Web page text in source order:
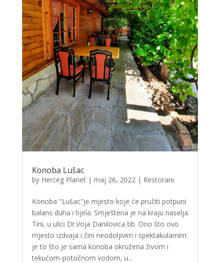
Konoba Lušac
by Herceg Planet| maj 26, 2022 | Restorani
Konoba "Lušac"je mjesto koje će pružiti potpuni
balans duha i tijela. Smještena je na kraju naselja
Tini, u ulici Dr.Voja Danilovica bb. Ono što ovo
mjesto izdvaja i čini neodoljivim i spektakularnim
je to što je sama konoba okružena živom i
tekućom-potočnom vodom, u...